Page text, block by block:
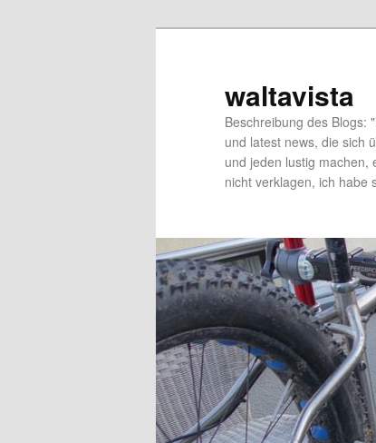
waltavista
Beschreibung des Blogs:
und latest news, die sich
und jeden lustig machen,
nicht verklagen, ich habe